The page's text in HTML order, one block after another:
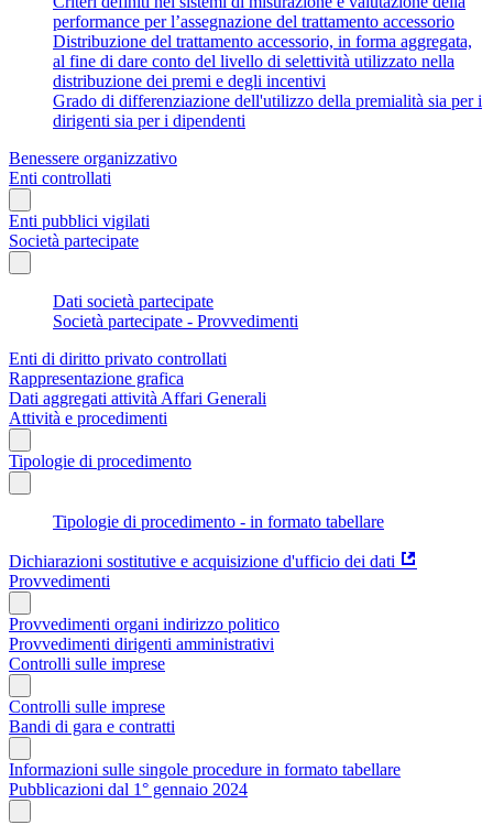
performance per l’assegnazione del trattamento accessorio
Distribuzione del trattamento accessorio, in forma aggregata,
al fine di dare conto del livello di selettività utilizzato nella
distribuzione dei premi e degli incentivi
Grado di differenziazione dell'utilizzo della premialità sia per i
dirigenti sia per i dipendenti
Benessere organizzativo
Enti controllati
Enti pubblici vigilati
Società partecipate
Dati società partecipate
Società partecipate - Provvedimenti
Enti di diritto privato controllati
Rappresentazione grafica
Dati aggregati attività Affari Generali
Attività e procedimenti
Tipologie di procedimento
Tipologie di procedimento - in formato tabellare
Dichiarazioni sostitutive e acquisizione d'ufficio dei dati
Provvedimenti
Provvedimenti organi indirizzo politico
Provvedimenti dirigenti amministrativi
Controlli sulle imprese
Controlli sulle imprese
Bandi di gara e contratti
Informazioni sulle singole procedure in formato tabellare
Pubblicazioni dal 1° gennaio 2024